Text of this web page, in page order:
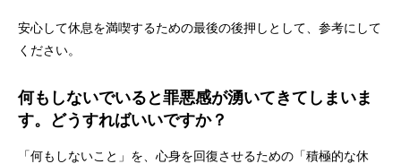
安心して休息を満喫するための最後の後押しとして、参考にして
ください。
何もしないでいると罪悪感が湧いてきてしまいま
す。どうすればいいですか？
「何もしないこと」を、心身を回復させるための「積極的な休